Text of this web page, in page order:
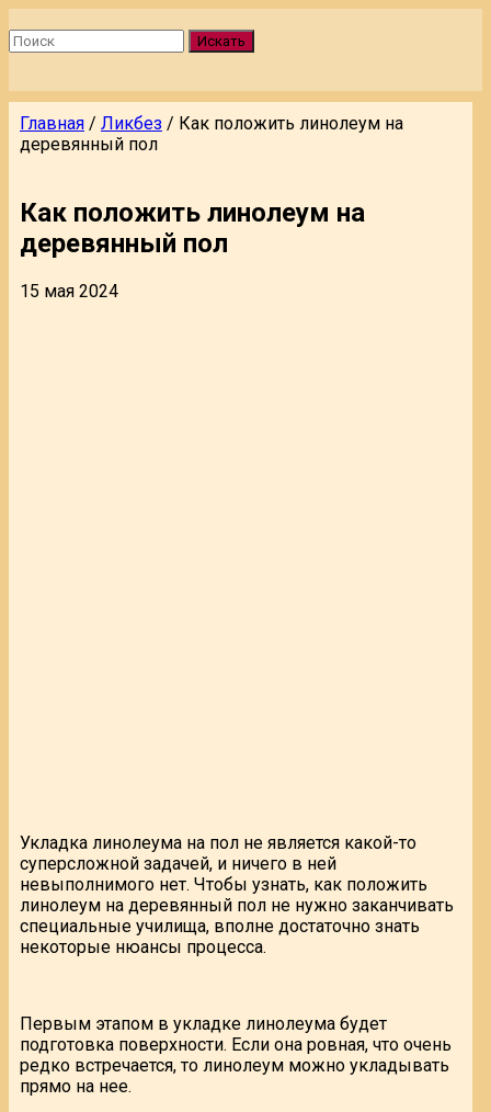
Искать
Главная / Ликбез / Как положить линолеум на
деревянный пол
Как положить линолеум на
деревянный пол
15 мая 2024
Укладка линолеума на пол не является какой-то
суперсложной задачей, и ничего в ней
невыполнимого нет. Чтобы узнать, как положить
линолеум на деревянный пол не нужно заканчивать
специальные училища, вполне достаточно знать
некоторые нюансы процесса.
Первым этапом в укладке линолеума будет
подготовка поверхности. Если она ровная, что очень
редко встречается, то линолеум можно укладывать
прямо на нее.